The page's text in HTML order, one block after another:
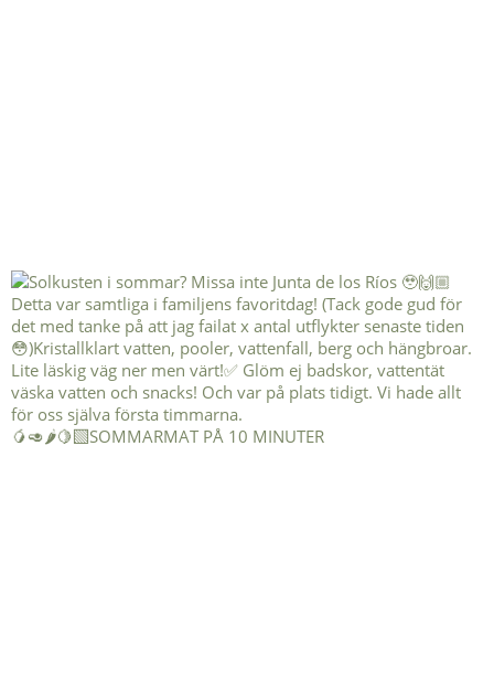
🥭🥑🌶️🍋‍🟩SOMMARMAT PÅ 10 MINUTER